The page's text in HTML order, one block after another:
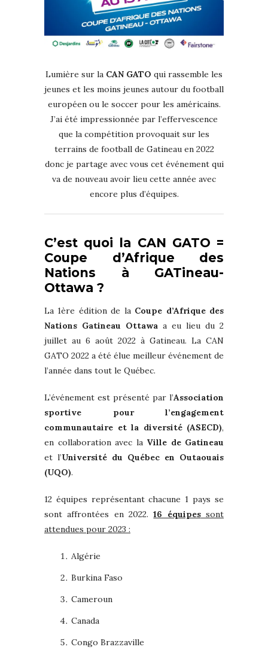
Lumière sur la CAN GATO qui rassemble les
jeunes et les moins jeunes autour du football
européen ou le soccer pour les américains.
J’ai été impressionnée par l’effervescence
que la compétition provoquait sur les
terrains de football de Gatineau en 2022
donc je partage avec vous cet événement qui
va de nouveau avoir lieu cette année avec
encore plus d’équipes.
C’est quoi la CAN GATO =
Coupe d’Afrique des
Nations à GATineau-
Ottawa ?
La 1ère édition de la Coupe d’Afrique des
Nations Gatineau Ottawa a eu lieu du 2
juillet au 6 août 2022 à Gatineau. La CAN
GATO 2022 a été élue meilleur événement de
l’année dans tout le Québec.
L’événement est présenté par l’Association
sportive pour l’engagement
communautaire et la diversité (ASECD),
en collaboration avec la Ville de Gatineau
et l’Université du Québec en Outaouais
(UQO).
12 équipes représentant chacune 1 pays se
sont affrontées en 2022.16 équipessont
attendues pour 2023 :
Algérie
Burkina Faso
Cameroun
Canada
Congo Brazzaville